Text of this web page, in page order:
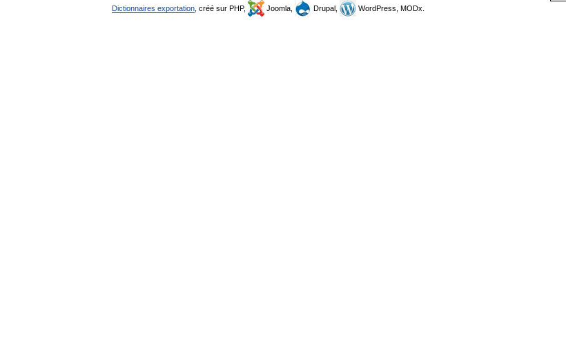
Dictionnaires exportation , créé sur PHP, Joomla, Drupal, WordPress, MODx.